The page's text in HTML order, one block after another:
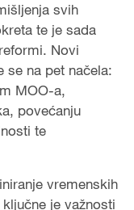
svih
te je sada
Novi
se na pet načela:
MOO-a,
povećanju
te
vremenskih
je važnosti